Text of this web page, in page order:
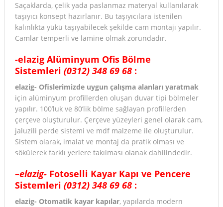
Saçaklarda, çelik yada paslanmaz materyal kullanılarak
taşıyıcı konsept hazırlanır. Bu taşıyıcılara istenilen
kalınlıkta yükü taşıyabilecek şekilde cam montajı yapılır.
Camlar temperli ve lamine olmak zorundadır.
-elazig Alüminyum Ofis Bölme
Sistemleri (0312) 348 69 68 :
elazig- Ofislerimizde uygun çalışma alanları yaratmak
için alüminyum profillerden oluşan duvar tipi bölmeler
yapılır. 100’luk ve 80’lik bölme sağlayan profillerden
çerçeve oluşturulur. Çerçeve yüzeyleri genel olarak cam,
jaluzili perde sistemi ve mdf malzeme ile oluşturulur.
Sistem olarak, imalat ve montaj da pratik olması ve
sökülerek farklı yerlere takılması olanak dahilindedir.
–elazig- Fotoselli Kayar Kapı ve Pencere
Sistemleri (0312) 348 69 68 :
elazig- Otomatik kayar kapılar, yapılarda modern